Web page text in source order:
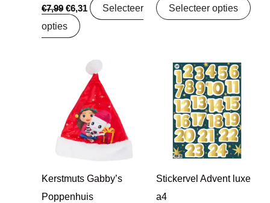
€7,99 €6,31
Selecteer
opties
Selecteer opties
Kerstmuts Gabby’s
Poppenhuis
Oorspronkelijke
was:
€4,99.
Huidige
prijs
is:
€3,99.
Stickervel Advent luxe
a4